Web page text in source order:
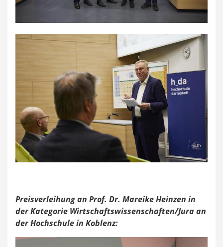
Preisverleihung an Prof. Dr. Mareike Heinzen in
der Kategorie Wirtschaftswissenschaften/Jura an
der Hochschule in Koblenz: